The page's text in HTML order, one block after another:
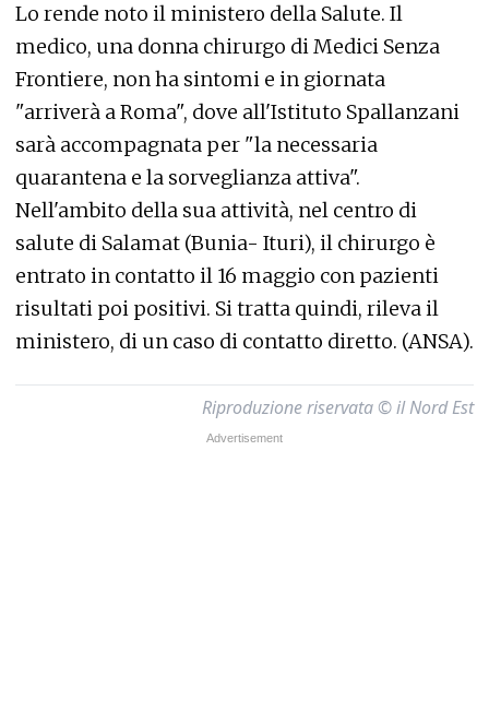
Lo rende noto il ministero della Salute. Il
medico, una donna chirurgo di Medici Senza
Frontiere, non ha sintomi e in giornata
"arriverà a Roma", dove all'Istituto Spallanzani
sarà accompagnata per "la necessaria
quarantena e la sorveglianza attiva".
Nell'ambito della sua attività, nel centro di
salute di Salamat (Bunia- Ituri), il chirurgo è
entrato in contatto il 16 maggio con pazienti
risultati poi positivi. Si tratta quindi, rileva il
ministero, di un caso di contatto diretto. (ANSA).
Riproduzione riservata © il Nord Est